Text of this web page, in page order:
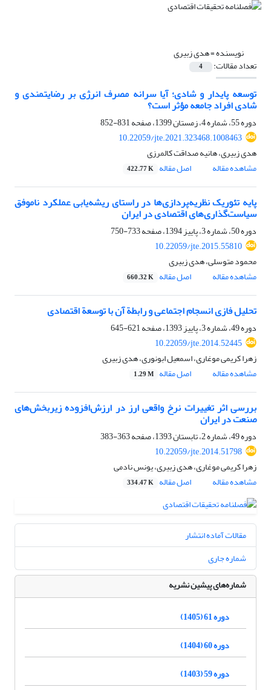
نویسنده =هدی زبیری
تعداد مقالات: 4
توسعه پایدار و شادی؛ آیا سرانه مصرف انرژی بر رضایتمندی و
شادی افراد جامعه مؤثر است؟
دوره 55، شماره 4، زمستان 1399، صفحه
831-852
10.22059/jte.2021.323468.1008463
هدی زبیری، هانیه صداقت کالمرزی
مشاهده مقاله
اصل مقاله 422.77 K
پایه تئوریک نظریه‌پردازی‌ها در راستای ریشه‌یابی عملکرد ناموفق
سیاست‌گذاری‌های اقتصادی در ایران
دوره 50، شماره 3، پاییز 1394، صفحه
733-750
10.22059/jte.2015.55810
محمود متوسلی، هدی زبیری
مشاهده مقاله
اصل مقاله 660.32 K
تحلیل فازی انسجام اجتماعی و رابطة آن با توسعة اقتصادی
دوره 49، شماره 3، پاییز 1393، صفحه
621-645
10.22059/jte.2014.52445
زهرا کریمی موغاری، اسمعیل ابونوری، هدی زبیری
مشاهده مقاله
اصل مقاله 1.29 M
بررسی اثر تغییرات نرخ واقعی ارز در ارزش‌افزوده زیربخش‌های
صنعت در ایران
دوره 49، شماره 2، تابستان 1393، صفحه
363-383
10.22059/jte.2014.51798
زهرا کریمی موغاری، هدی زبیری، یونس نادمی
مشاهده مقاله
اصل مقاله 334.47 K
مقالات آماده انتشار
شماره جاری
شماره‌های پیشین نشریه
دوره 61 (1405)
دوره 60 (1404)
دوره 59 (1403)